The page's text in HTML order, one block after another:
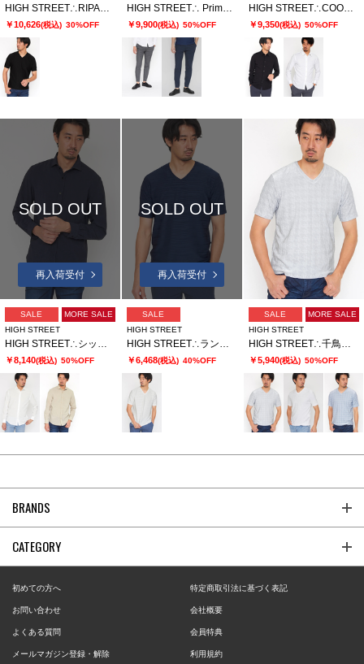
￥10,626(税込) 30%OFF
HIGH STREET∴ PrimeflexDotAir 2WAYストレッチイージーパンツ
￥9,900(税込) 50%OFF
HIGH STREET∴COOLMAXニットサッカーシャツ
￥9,350(税込) 50%OFF
SOLD OUT
再入荷受付
SALE
MORE SALE
HIGH STREET
￥8,140(税込) 50%OFF
SOLD OUT
再入荷受付
SALE
HIGH STREET
￥6,468(税込) 40%OFF
SALE
MORE SALE
HIGH STREET
￥5,940(税込) 50%OFF
BRANDS
CATEGORY
初めての方へ 特定商取引法に基づく表記
お問い合わせ 会社概要
よくある質問 会員特典
メールマガジン登録・解除 利用規約